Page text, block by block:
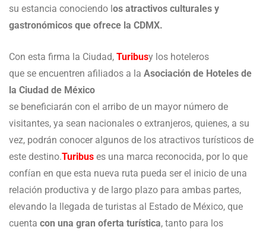
su estancia conociendo l os atractivos culturales y
gastronómicos que ofrece la CDMX.
Con esta firma la Ciudad, Turibusy los hoteleros
que se encuentren afiliados a la Asociación de Hoteles de
la Ciudad de México
se beneficiarán con el arribo de un mayor número de
visitantes, ya sean nacionales o extranjeros, quienes, a su
vez, podrán conocer algunos de los atractivos turísticos de
este destino.Turibus es una marca reconocida, por lo que
confían en que esta nueva ruta pueda ser el inicio de una
relación productiva y de largo plazo para ambas partes,
elevando la llegada de turistas al Estado de México, que
cuenta con una gran oferta turística, tanto para los